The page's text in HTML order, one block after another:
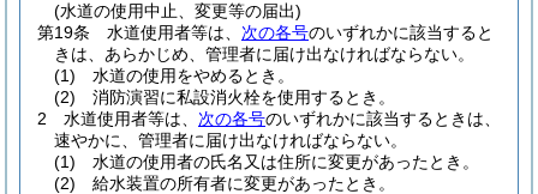
(水道の使用中止、変更等の届出)
第19条
水道使用者等は、 次の各号のいずれかに該当すると
きは、あらかじめ、管理者に届け出なければならない。
(1)
水道の使用をやめるとき。
(2)
消防演習に私設消火栓を使用するとき。
2
水道使用者等は、 次の各号のいずれかに該当するときは、
速やかに、管理者に届け出なければならない。
(1)
水道の使用者の氏名又は住所に変更があったとき。
(2)
給水装置の所有者に変更があったとき。